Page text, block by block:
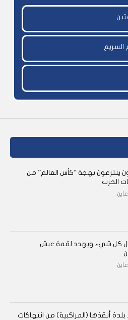
السريع
ينتزعون بهجة “كأس العالم” من
الحرب
كل شيء ويهدد لقمة عيش
بلدة أنقذها (المراكبية) من انتهاكات